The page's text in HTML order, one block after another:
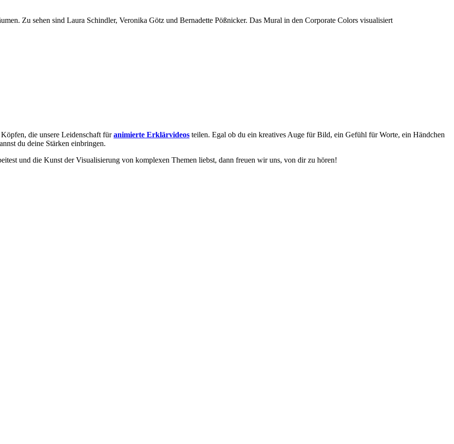
die unsere Leidenschaft füranimierte Erklärvideos teilen. Egal ob du ein kreatives Auge für Bild, ein Gefühl für Worte, ein Händchen
du deine Stärken einbringen.
und die Kunst der Visualisierung von komplexen Themen liebst, dann freuen wir uns, von dir zu hören!